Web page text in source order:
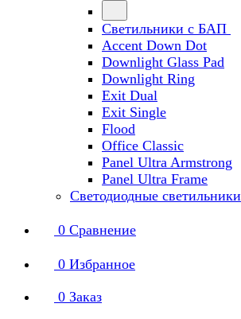
Светильники с БАП
Accent Down Dot
Downlight Glass Pad
Downlight Ring
Exit Dual
Exit Single
Flood
Office Classic
Panel Ultra Armstrong
Panel Ultra Frame
Светодиодные светильники
0 Сравнение
0 Избранное
0 Заказ